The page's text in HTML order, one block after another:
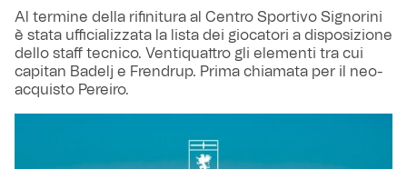
Al termine della rifinitura al Centro Sportivo Signorini
è stata ufficializzata la lista dei giocatori a disposizione
dello staff tecnico. Ventiquattro gli elementi tra cui
capitan Badelj e Frendrup. Prima chiamata per il neo-
acquisto Pereiro.